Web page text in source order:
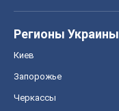
Регионы Украины
Киев
Запорожье
Черкассы